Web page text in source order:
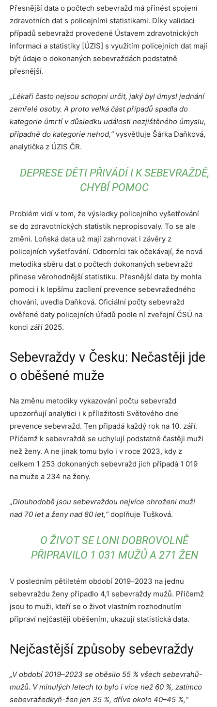
Přesnější data o počtech sebevražd má přinést spojení
zdravotních dat s policejními statistikami. Díky validaci
případů sebevražd provedené Ústavem zdravotnických
informací a statistiky [ÚZIS] s využitím policejních dat mají
být údaje o dokonaných sebevraždách podstatně
přesnější.
„Lékaři často nejsou schopni určit, jaký byl úmysl jednání
zemřelé osoby. A proto velká část případů spadla do
kategorie úmrtí v důsledku události nezjištěného úmyslu,
případně do kategorie nehod,“vysvětluje Šárka Daňková,
analytička z ÚZIS ČR.
DEPRESE DĚTI PŘIVÁDÍ I K SEBEVRAŽDĚ,
CHYBÍ POMOC
Problém vidí v tom, že výsledky policejního vyšetřování
se do zdravotnických statistik nepropisovaly. To se ale
změní. Loňská data už mají zahrnovat i závěry z
policejních vyšetřování. Odborníci tak očekávají, že nová
metodika sběru dat o počtech dokonaných sebevražd
přinese věrohodnější statistiku. Přesnější data by mohla
pomoci i k lepšímu zacílení prevence sebevražedného
chování, uvedla Daňková. Oficiální počty sebevražd
ověřené daty policejních úřadů podle ní zveřejní ČSÚ na
konci září 2025.
Sebevraždy v Česku: Nečastěji jde
o oběšené muže
Na změnu metodiky vykazování počtu sebevražd
upozorňují analytici i k příležitosti Světového dne
prevence sebevražd. Ten připadá každý rok na 10. září.
Přičemž k sebevraždě se uchylují podstatně častěji muži
než ženy. A ne jinak tomu bylo i v roce 2023, kdy z
celkem 1 253 dokonaných sebevražd jich připadá 1 019
na muže a 234 na ženy.
„Dlouhodobě jsou sebevraždou nejvíce ohroženi muži
nad 70 let a ženy nad 80 let,“doplňuje Tušková.
O ŽIVOT SE LONI DOBROVOLNĚ
PŘIPRAVILO 1 031 MUŽŮ A 271 ŽEN
V posledním pětiletém období 2019–2023 na jednu
sebevraždu ženy připadlo 4,1 sebevraždy mužů. Přičemž
jsou to muži, kteří se o život vlastním rozhodnutím
připraví nejčastěji oběšením, ukazují statistická data.
Nejčastější způsoby sebevraždy
„V období 2019–2023 se oběsilo 55 % všech sebevrahů-
mužů. V minulých letech to bylo i více než 60 %, zatímco
sebevražedkyň-žen jen 35 %, dříve okolo 40–45 %,“